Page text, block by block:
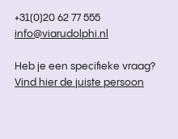
+31(0)20 62 77 555
info@viarudolphi.nl
Heb je een specifieke vraag?
Vind hier de juiste persoon